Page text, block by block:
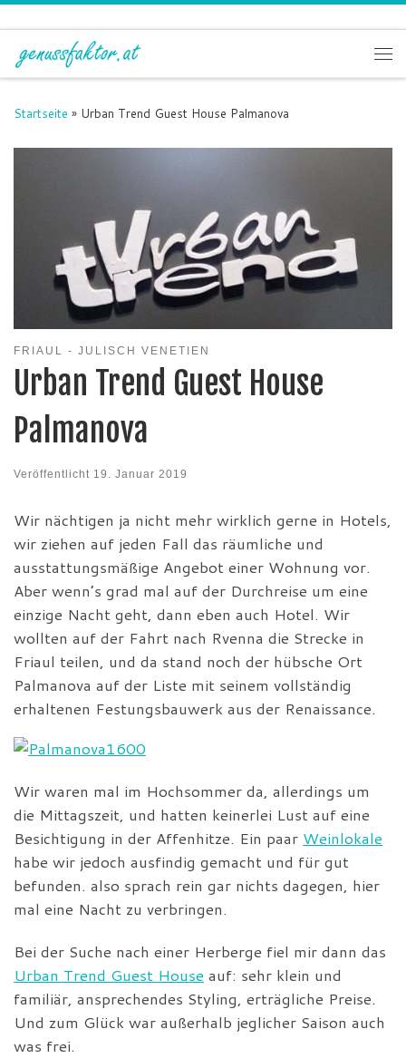
Zum Inhalt springen
Startseite » Urban Trend Guest House Palmanova
FRIAUL - JULISCH VENETIEN
Urban Trend Guest House
Palmanova
Veröffentlicht 19. Januar 2019
Wir nächtigen ja nicht mehr wirklich gerne in Hotels,
wir ziehen auf jeden Fall das räumliche und
ausstattungsmäßige Angebot einer Wohnung vor.
Aber wenn’s grad mal auf der Durchreise um eine
einzige Nacht geht, dann eben auch Hotel. Wir
wollten auf der Fahrt nach Rvenna die Strecke in
Friaul teilen, und da stand noch der hübsche Ort
Palmanova auf der Liste mit seinem vollständig
erhaltenen Festungsbauwerk aus der Renaissance.
Wir waren mal im Hochsommer da, allerdings um
die Mittagszeit, und hatten keinerlei Lust auf eine
Besichtigung in der Affenhitze. Ein paar Weinlokale
habe wir jedoch ausfindig gemacht und für gut
befunden. also sprach rein gar nichts dagegen, hier
mal eine Nacht zu verbringen.
Bei der Suche nach einer Herberge fiel mir dann das
Urban Trend Guest House auf: sehr klein und
familiär, ansprechendes Styling, erträgliche Preise.
Und zum Glück war außerhalb jeglicher Saison auch
was frei.